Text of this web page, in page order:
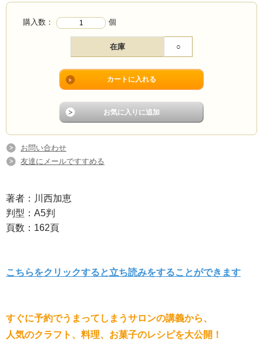
購入数： 個
在庫 ○
お問い合わせ
友達にメールですすめる
著者：川西加恵
判型：A5判
頁数：162頁
こちらをクリックすると立ち読みをすることができます
すぐに予約でうまってしまうサロンの講義から、
人気のクラフト、料理、お菓子のレシピを大公開！